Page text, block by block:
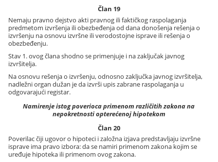
Član 19
Nemaju pravno dejstvo akti pravnog ili faktičkog raspolaganja
predmetom izvršenja ili obezbeđenja od dana donošenja rešenja o
izvršenju na osnovu izvršne ili verodostojne isprave ili rešenja o
obezbeđenju.
Stav 1. ovog člana shodno se primenjuje i na zaključak javnog
izvršitelja.
Na osnovu rešenja o izvršenju, odnosno zaključka javnog izvršitelja,
nadležni organ dužan je da izvrši upis zabrane raspolaganja u
odgovarajući registar.
Namirenje istog poverioca primenom različitih zakona na
nepokretnosti opterećenoj hipotekom
Član 20
Poverilac čiji ugovor o hipoteci i založna izjava predstavljaju izvršne
isprave ima pravo izbora: da se namiri primenom zakona kojim se
uređuje hipoteka ili primenom ovog zakona.